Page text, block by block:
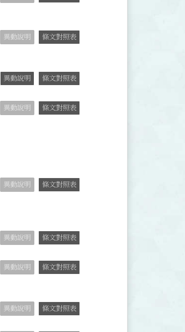
異動說明 條文對照表
異動說明 條文對照表
異動說明 條文對照表
異動說明 條文對照表
異動說明 條文對照表
異動說明 條文對照表
異動說明 條文對照表